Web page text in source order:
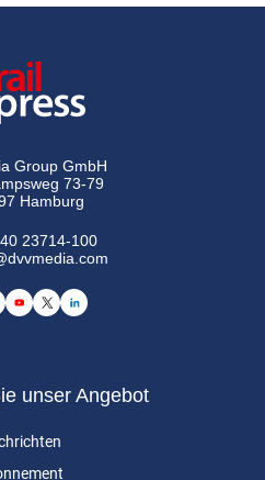
Group GmbH
73-79
Hamburg
23714-100
unser Angebot